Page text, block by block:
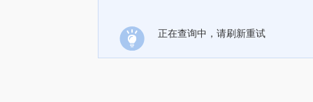
正在查询中，请刷新重试